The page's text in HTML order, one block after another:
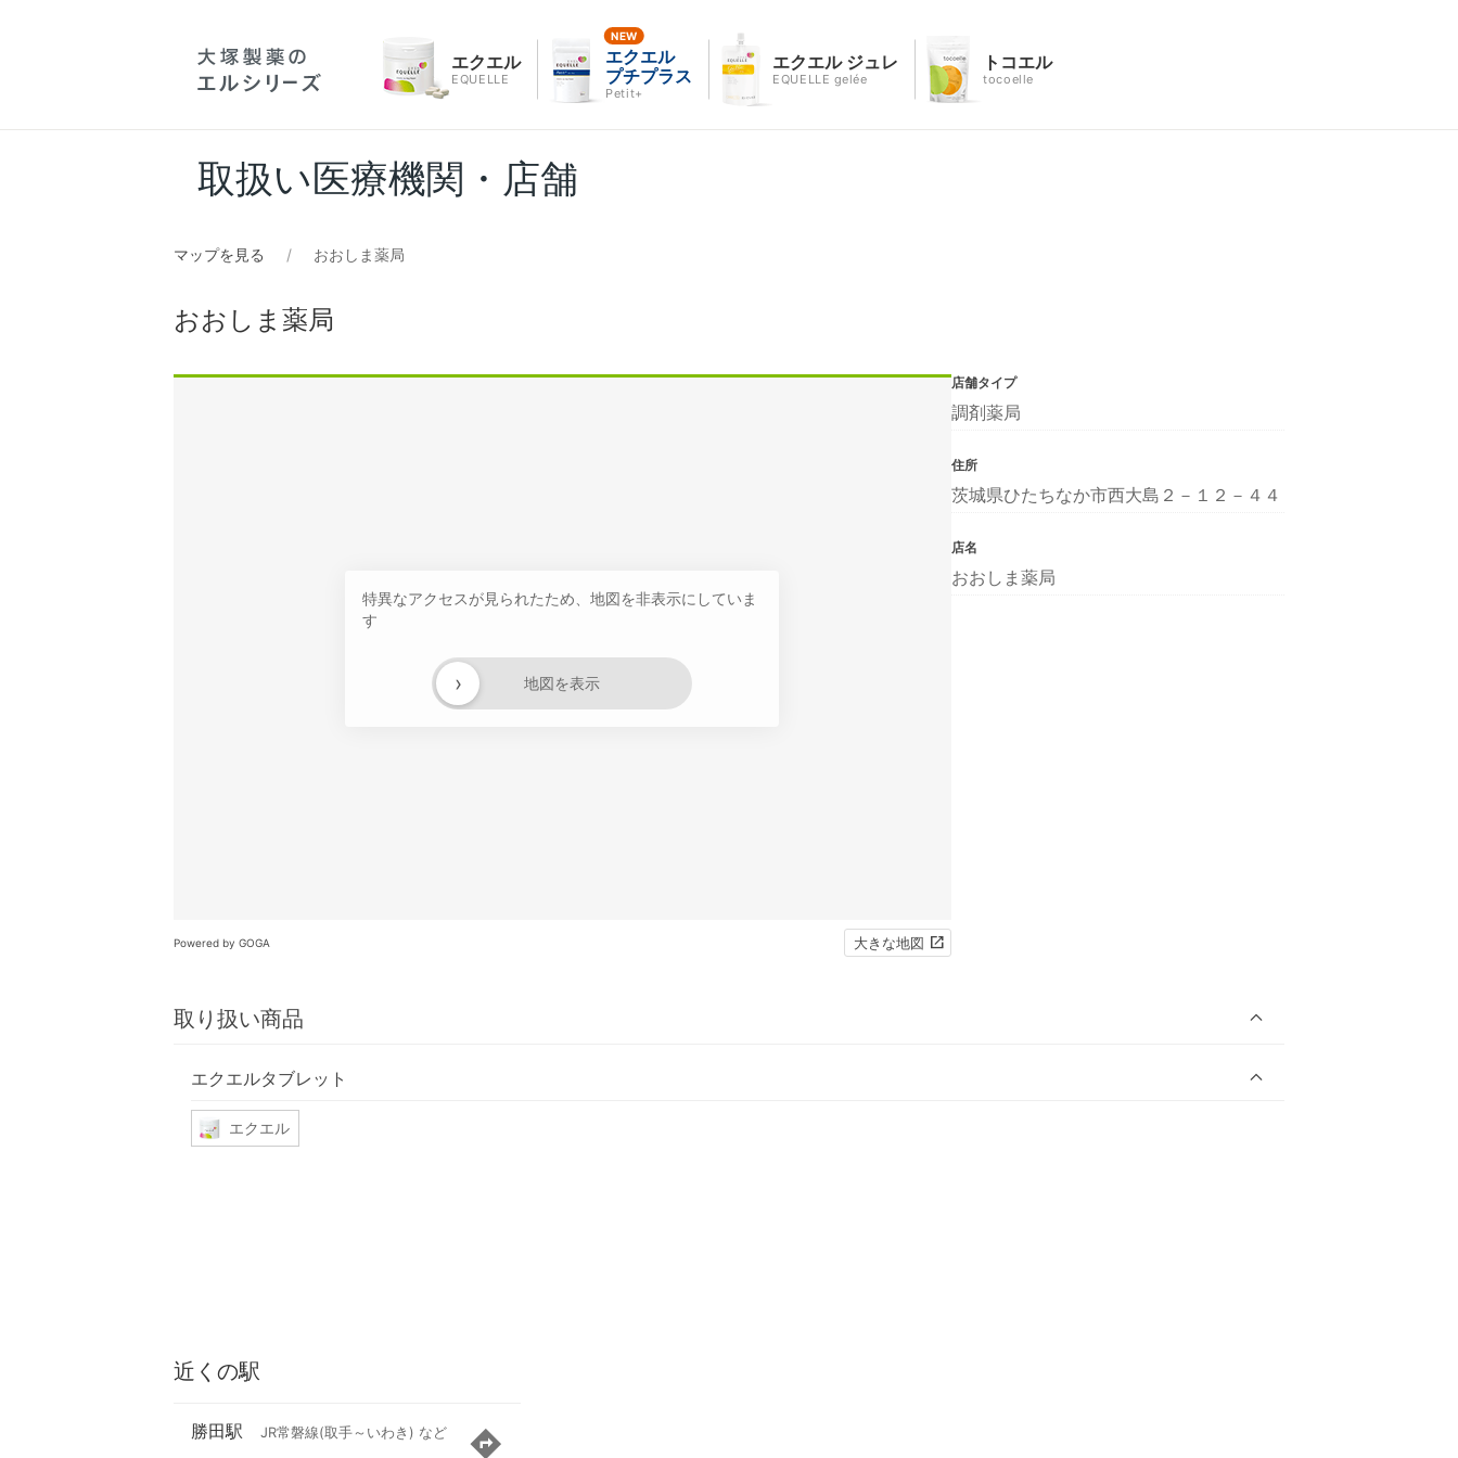
エクエル
EQUELLE
エクエル
プチプラス
Petit+
エクエル ジュレ
EQUELLE gelée
トコエル
tocoelle
取扱い医療機関・店舗
マップを見る おおしま薬局
おおしま薬局
特異なアクセスが見られたため、地図を非表示にしていま
す
地図を表示
›
Powered by GOGA 大きな地図
取り扱い商品
エクエルタブレット
エクエル
店舗タイプ
調剤薬局
住所
茨城県ひたちなか市西大島２－１２－４４
店名
おおしま薬局
近くの駅
勝田駅 JR常磐線(取手～いわき) など